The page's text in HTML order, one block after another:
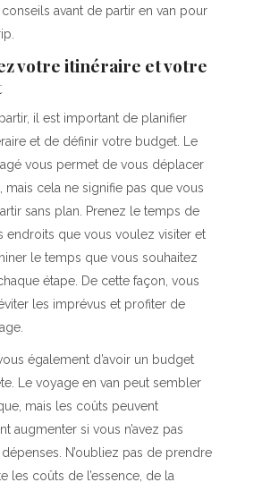
avant de partir en van pour
votre itinéraire et votre
il est important de planifier
et de définir votre budget. Le
vous permet de vous déplacer
mais cela ne signifie pas que vous
sans plan. Prenez le temps de
endroits que vous voulez visiter et
le temps que vous souhaitez
étape. De cette façon, vous
les imprévus et profiter de
également d’avoir un budget
Le voyage en van peut sembler
mais les coûts peuvent
augmenter si vous n’avez pas
N’oubliez pas de prendre
les coûts de l’essence, de la